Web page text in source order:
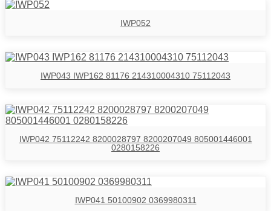
IWP052
IWP043 IWP162 81176 214310004310 75112043
IWP042 75112242 8200028797 8200207049 805001446001
0280158226
IWP041 50100902 0369980311